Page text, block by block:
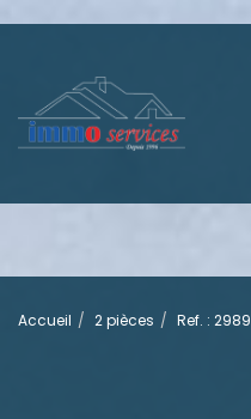
Accueil 2 pièces Ref. : 2989